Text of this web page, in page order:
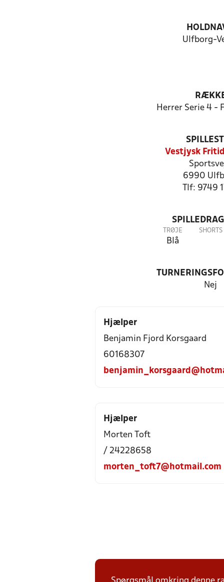
Ulfborg-
Herrer Serie 4 -
Vestjysk
6990
Tlf: 9749
TRØJE
Blå
SHORTS
Nej
Hjælper
Benjamin Fjord Korsgaard
60168307
Hjælper
Morten Toft
/ 24228658
morten_toft7@hotmail.com